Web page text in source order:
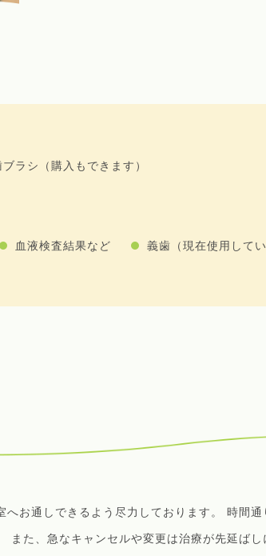
ラシ（購入もできます）
血液検査結果など 義歯（現在使用してい
お通しできるよう尽力しております。 時間
また、急なキャンセルや変更は治療が先延ば